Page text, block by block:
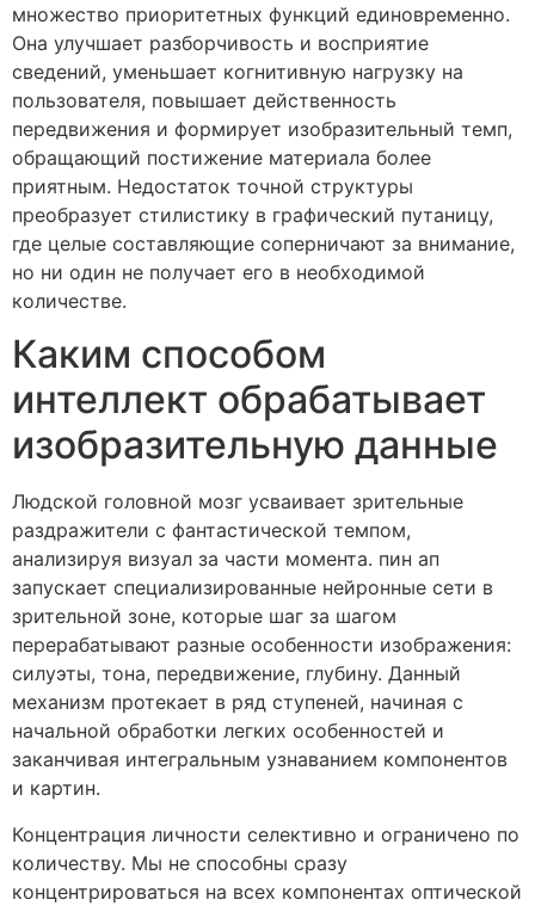
множество приоритетных функций единовременно.
Она улучшает разборчивость и восприятие
сведений, уменьшает когнитивную нагрузку на
пользователя, повышает действенность
передвижения и формирует изобразительный темп,
обращающий постижение материала более
приятным. Недостаток точной структуры
преобразует стилистику в графический путаницу,
где целые составляющие соперничают за внимание,
но ни один не получает его в необходимой
количестве.
Каким способом
интеллект обрабатывает
изобразительную данные
Людской головной мозг усваивает зрительные
раздражители с фантастической темпом,
анализируя визуал за части момента. пин ап
запускает специализированные нейронные сети в
зрительной зоне, которые шаг за шагом
перерабатывают разные особенности изображения:
силуэты, тона, передвижение, глубину. Данный
механизм протекает в ряд ступеней, начиная с
начальной обработки легких особенностей и
заканчивая интегральным узнаванием компонентов
и картин.
Концентрация личности селективно и ограничено по
количеству. Мы не способны сразу
концентрироваться на всех компонентах оптической